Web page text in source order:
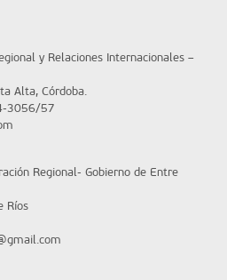
y Relaciones Internacionales –
Alta, Córdoba.
3056/57
Regional- Gobierno de Entre
Ríos